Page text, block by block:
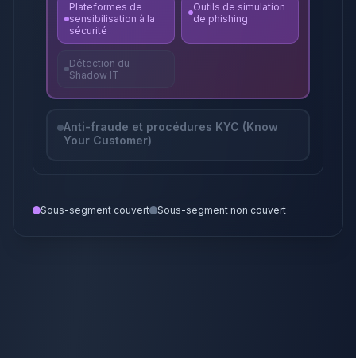
Plateformes de
sensibilisation à la
sécurité
Outils de simulation
de phishing
Détection du
Shadow IT
Anti-fraude et procédures KYC (Know
Your Customer)
Sous-segment couvert Sous-segment non couvert